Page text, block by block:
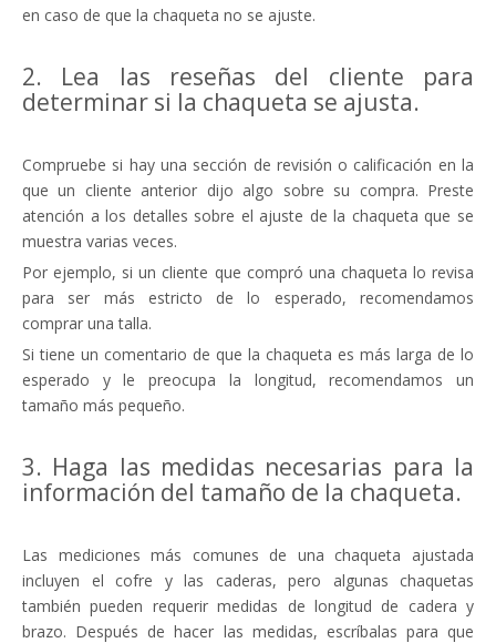
en caso de que la chaqueta no se ajuste.
2. Lea las reseñas del cliente para
determinar si la chaqueta se ajusta.
Compruebe si hay una sección de revisión o calificación en la
que un cliente anterior dijo algo sobre su compra. Preste
atención a los detalles sobre el ajuste de la chaqueta que se
muestra varias veces.
Por ejemplo, si un cliente que compró una chaqueta lo revisa
para ser más estricto de lo esperado, recomendamos
comprar una talla.
Si tiene un comentario de que la chaqueta es más larga de lo
esperado y le preocupa la longitud, recomendamos un
tamaño más pequeño.
3. Haga las medidas necesarias para la
información del tamaño de la chaqueta.
Las mediciones más comunes de una chaqueta ajustada
incluyen el cofre y las caderas, pero algunas chaquetas
también pueden requerir medidas de longitud de cadera y
brazo. Después de hacer las medidas, escríbalas para que